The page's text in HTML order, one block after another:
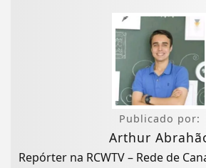
Publicado por:
Arthur
Repórter na RCWTV – Rede de